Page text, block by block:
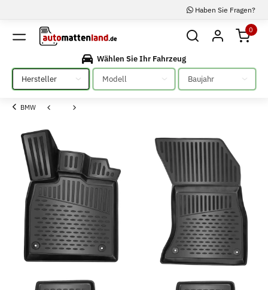
Haben Sie Fragen?
0
Wählen Sie Ihr Fahrzeug
Bitte auswählen
Bitte auswählen Bitte auswählen
BMW